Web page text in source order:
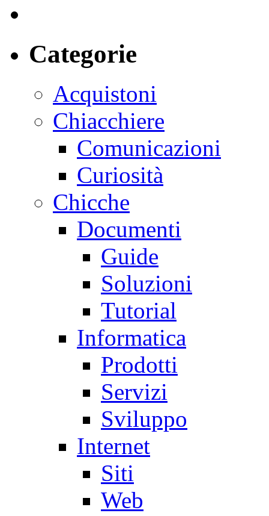
Categorie
Acquistoni
Chiacchiere
Comunicazioni
Curiosità
Chicche
Documenti
Guide
Soluzioni
Tutorial
Informatica
Prodotti
Servizi
Sviluppo
Internet
Siti
Web